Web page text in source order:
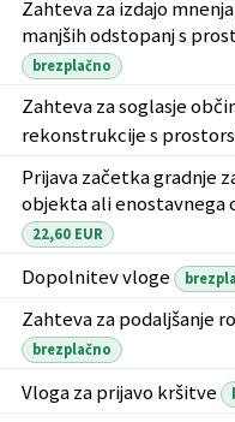
Zahteva za izdajo
manjših odstopanj s
brezplačno
Zahteva za soglasje
rekonstrukcije s
Prijava začetka gradnje
objekta ali enostavnega
22,60 EUR
Dopolnitev vloge
Zahteva za podaljšanje
brezplačno
Vloga za prijavo kršitve